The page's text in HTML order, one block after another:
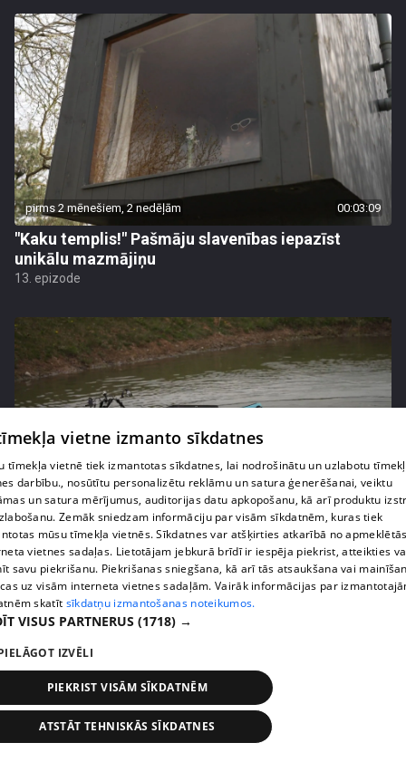
pirms 2 mēnešiem, 2 nedēļām 00:03:09
"Kaku templis!" Pašmāju slavenības iepazīst
unikālu mazmājiņu
13. epizode
pirms 2 mēnešiem, 2 nedēļām 00:04:41
Pašmāju slavenības ļaujas sānslīdēm ar unikālu
transportlīdzekli
13. epizode
vietne izmanto sīkdatnes
tīmekļa vietnē tiek izmantotas sīkdatnes, lai nodrošinātu un uzlabotu
darbību., nosūtītu personalizētu reklāmu un satura ģenerēšanai, veiktu
un satura mērījumus, auditorijas datu apkopošanu, kā arī produktu
Zemāk sniedzam informāciju par visām sīkdatnēm, kuras tiek
mūsu tīmekļa vietnēs. Sīkdatnes var atšķirties atkarībā no
vietnes sadaļas. Lietotājam jebkurā brīdī ir iespēja piekrist, atteikties
savu piekrišanu. Piekrišanas sniegšana, kā arī tās atsaukšana vai
uz visām interneta vietnes sadaļām. Vairāk informācijas par
skatīt sīkdatņu izmantošanas noteikumos.
VISUS PARTNERUS (1718) →
IZVĒLI
PIEKRIST VISĀM SĪKDATNĒM
ATSTĀT TEHNISKĀS SĪKDATNES